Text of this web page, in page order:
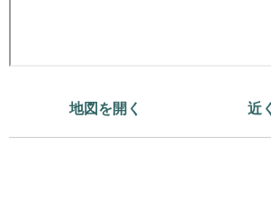
地図を開く 近